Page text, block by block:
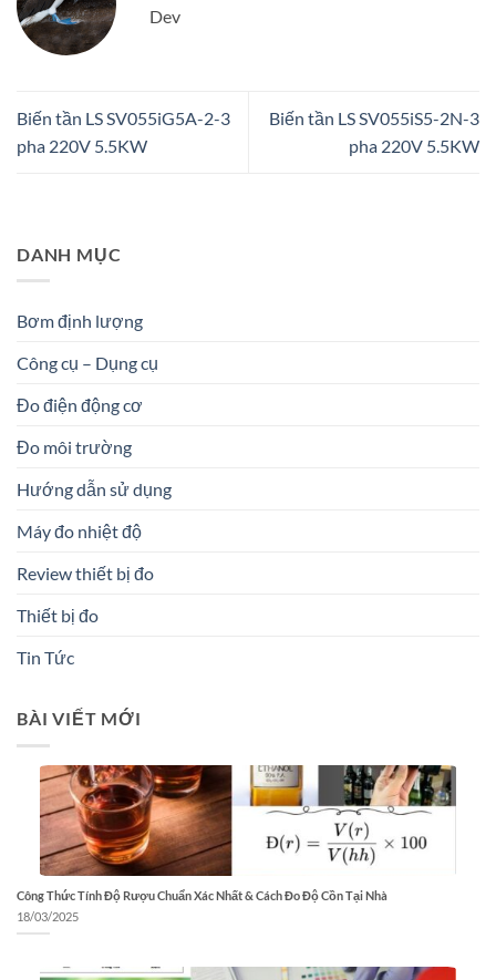
Dev
Biến tần LS SV055iG5A-2-3
pha 220V 5.5KW
Biến tần LS SV055iS5-2N-3
pha 220V 5.5KW
DANH MỤC
Bơm định lượng
Công cụ – Dụng cụ
Đo điện động cơ
Đo môi trường
Hướng dẫn sử dụng
Máy đo nhiệt độ
Review thiết bị đo
Thiết bị đo
Tin Tức
BÀI VIẾT MỚI
Công Thức Tính Độ Rượu Chuẩn Xác Nhất & Cách Đo Độ Cồn Tại Nhà
18/03/2025